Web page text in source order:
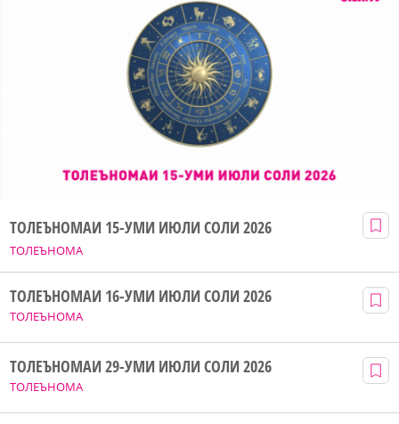
ТОЛЕЪНОМА
ТОЛЕЪНОМАИ 15-УМИ ИЮЛИ СОЛИ 2026
ТОЛЕЪНОМА
ТОЛЕЪНОМАИ 16-УМИ ИЮЛИ СОЛИ 2026
ТОЛЕЪНОМА
ТОЛЕЪНОМАИ 29-УМИ ИЮЛИ СОЛИ 2026